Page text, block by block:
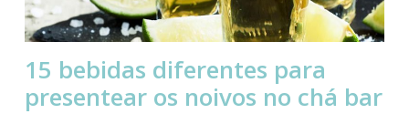
15 bebidas diferentes para
presentear os noivos no chá bar